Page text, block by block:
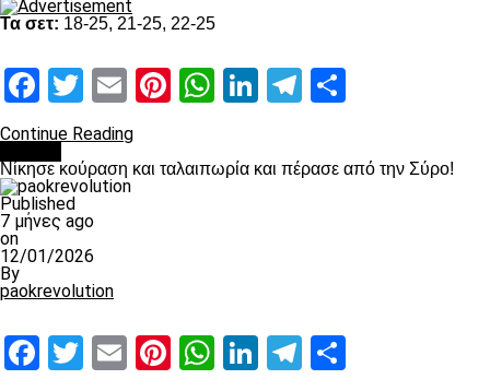
Τα σετ: 18-25, 21-25, 22-25
Facebook
Twitter
EmailPinterest
WhatsApp
LinkedIn
Telegram
Continue Reading
Νίκησε κούραση και ταλαιπωρία και πέρασε από την Σύρο!
Published
7 μήνες ago
on
12/01/2026
By
paokrevolution
Facebook
Twitter
EmailPinterest
WhatsApp
LinkedIn
Telegram